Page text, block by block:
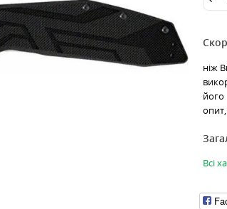
ніж
його
Всі